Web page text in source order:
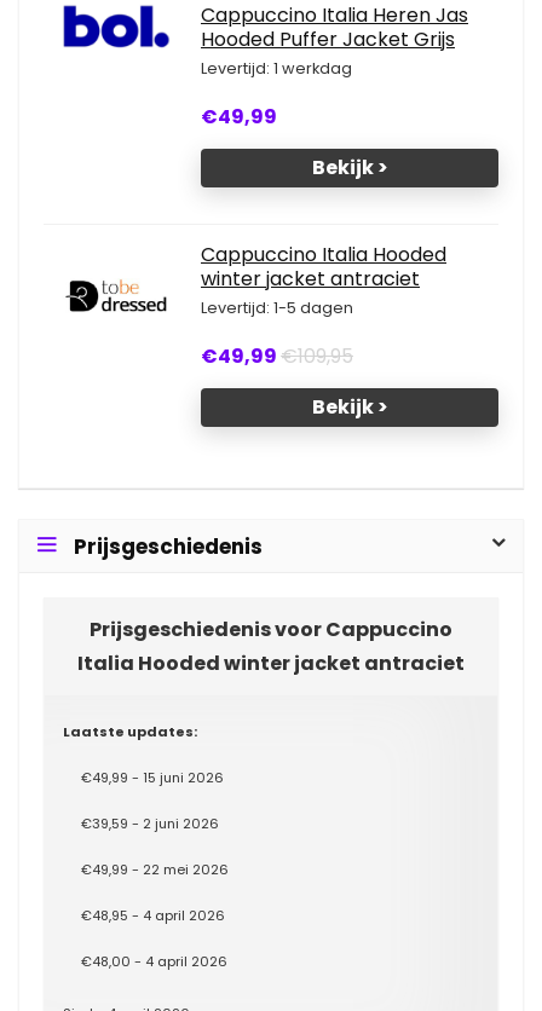
Cappuccino Italia Heren Jas
Hooded Puffer Jacket Grijs
Levertijd: 1 werkdag
€49,99
Bekijk >
Cappuccino Italia Hooded
winter jacket antraciet
Levertijd: 1-5 dagen
€49,99€109,95
Bekijk >
Prijsgeschiedenis
Prijsgeschiedenis voor Cappuccino
Italia Hooded winter jacket antraciet
Laatste updates:
€49,99 - 15 juni 2026
€39,59 - 2 juni 2026
€49,99 - 22 mei 2026
€48,95 - 4 april 2026
€48,00 - 4 april 2026